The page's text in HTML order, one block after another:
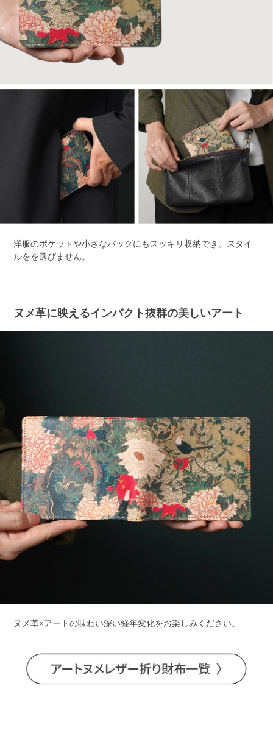
洋服のポケットや小さなバッグにもスッキリ収納でき、スタイ
ルをを選びません。
ヌメ革に映えるインパクト抜群の美しいアート
ヌメ革×アートの味わい深い経年変化をお楽しみください。